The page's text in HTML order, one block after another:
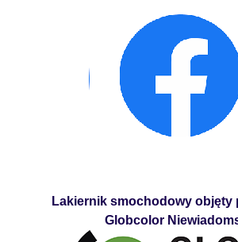
Lakiernik smochodowy objęty
Globcolor